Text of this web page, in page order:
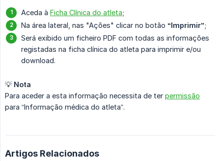
Aceda à Ficha Clínica do atleta;
Na área lateral, nas "Ações" clicar no botão “Imprimir”;
Será exibido um ficheiro PDF com todas as informações
registadas na ficha clínica do atleta para imprimir e/ou
download.
💡 Nota
Para aceder a esta informação necessita de ter permissão
para “Informação médica do atleta”.
Artigos Relacionados